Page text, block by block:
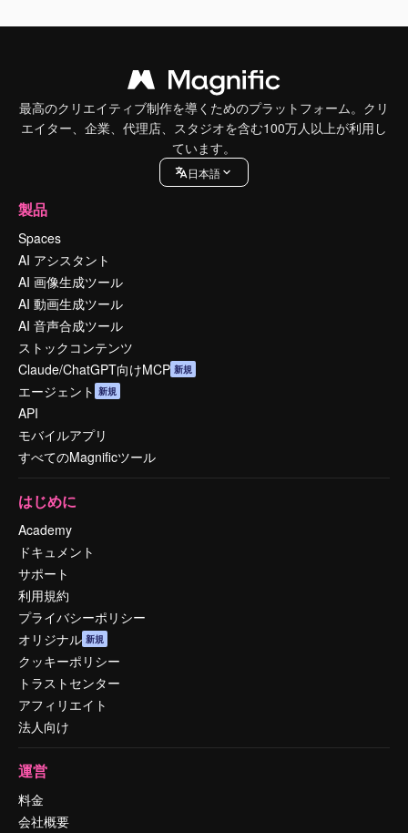
最高のクリエイティブ制作を導くためのプラットフォーム。クリ
エイター、企業、代理店、スタジオを含む100万人以上が利用し
ています。
日本語
製品
Spaces
AI アシスタント
AI 画像生成ツール
AI 動画生成ツール
AI 音声合成ツール
ストックコンテンツ
Claude/ChatGPT向けMCP 新規
エージェント 新規
API
モバイルアプリ
すべてのMagnificツール
はじめに
Academy
ドキュメント
サポート
利用規約
プライバシーポリシー
オリジナル 新規
クッキーポリシー
トラストセンター
アフィリエイト
法人向け
運営
料金
会社概要